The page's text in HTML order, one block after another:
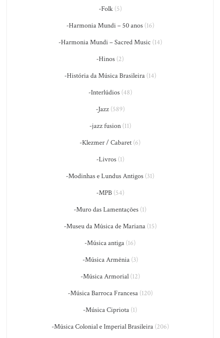
-Folk(5)
-Harmonia Mundi – 50 anos(16)
-Harmonia Mundi – Sacred Music (14)
-Hinos (2)
-História da Música Brasileira(14)
-Interlúdios(48)
-Jazz(589)
-jazz fusion(11)
-Klezmer / Cabaret (6)
-Livros(1)
-Modinhas e Lundus Antigos (31)
-MPB(54)
-Muro das Lamentações (1)
-Museu da Música de Mariana(15)
-Música antiga (16)
-Música Armênia(3)
-Música Armorial(12)
-Música Barroca Francesa(120)
-Música Cipriota (1)
-Música Colonial e Imperial Brasileira(206)